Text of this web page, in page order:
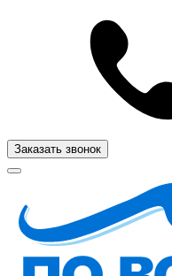
Заказать звонок